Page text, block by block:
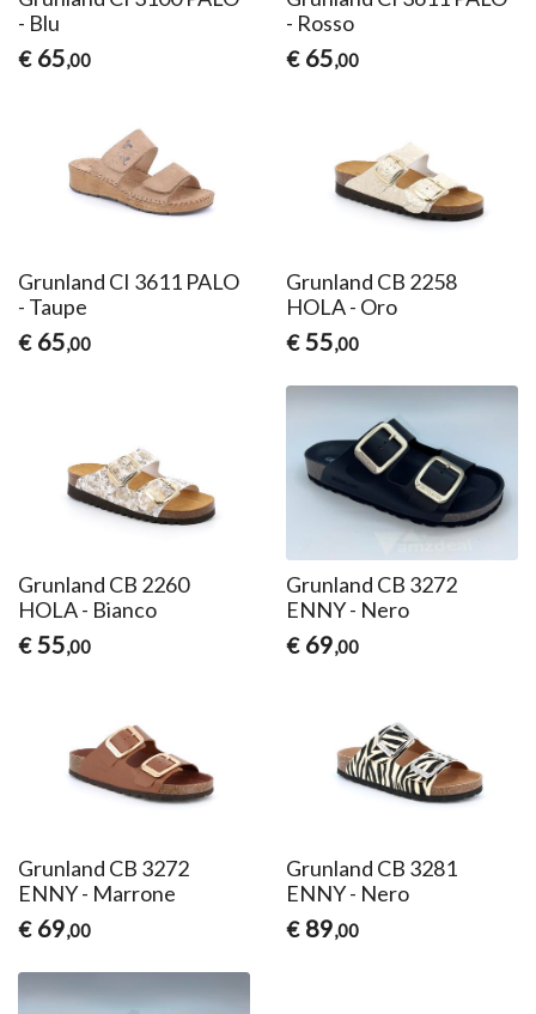
- Blu
€ 65,00
- Rosso
€ 65,00
Grunland CI 3611 PALO
- Taupe
€ 65,00
Grunland CB 2258
HOLA - Oro
€ 55,00
Grunland CB 2260
HOLA - Bianco
€ 55,00
Grunland CB 3272
ENNY - Nero
€ 69,00
Grunland CB 3272
ENNY - Marrone
€ 69,00
Grunland CB 3281
ENNY - Nero
€ 89,00